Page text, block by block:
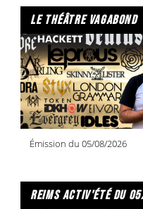
le théâtre vagabond
Émission du 05/08/2026
reims activ'été du